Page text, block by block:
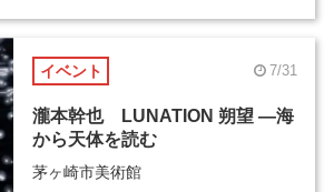
イベント 7/31
瀧本幹也 LUNATION 朔望 ―海
から天体を読む
茅ヶ崎市美術館